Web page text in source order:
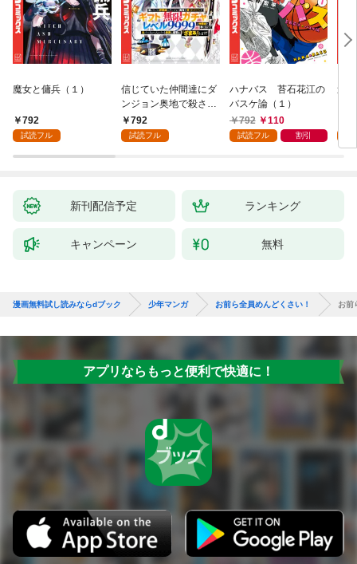
魔女と傭兵（１）
792
試読フル
信じていた仲間達にダ
ンジョン奥地で殺され
かけたがギフト『無限
ガチャ』でレベル９９
（１）
792
試読フル
ハナバス 苔石花江の
バスケ論（１）
792
110
試読フル 割引
追
強
～
新刊配信予定 ランキング
キャンペーン 無料
漫画無料試し読みならdブック 少年マンガ お前ら全員めんどくさい！ お前
アプリならもっと便利で快適に！